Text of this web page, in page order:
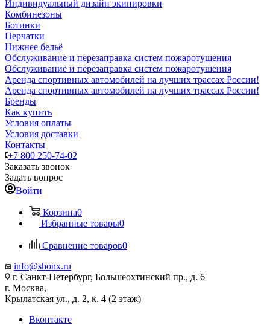
Индивидуальный дизайн экипировки
Комбинезоны
Ботинки
Перчатки
Нижнее бельё
Обслуживание и перезаправка систем пожаротушения
Обслуживание и перезаправка систем пожаротушения
Аренда спортивных автомобилей на лучших трассах России!
Аренда спортивных автомобилей на лучших трассах России!
Бренды
Как купить
Условия оплаты
Условия доставки
Контакты
+7 800 250-74-02
Заказать звонок
Задать вопрос
Войти
Корзина0
Избранные товары0
Сравнение товаров0
info@shonx.ru
г. Санкт-Петербург, Большеохтинский пр., д. 6
г. Москва,
Крылатская ул., д. 2, к. 4 (2 этаж)
Вконтакте